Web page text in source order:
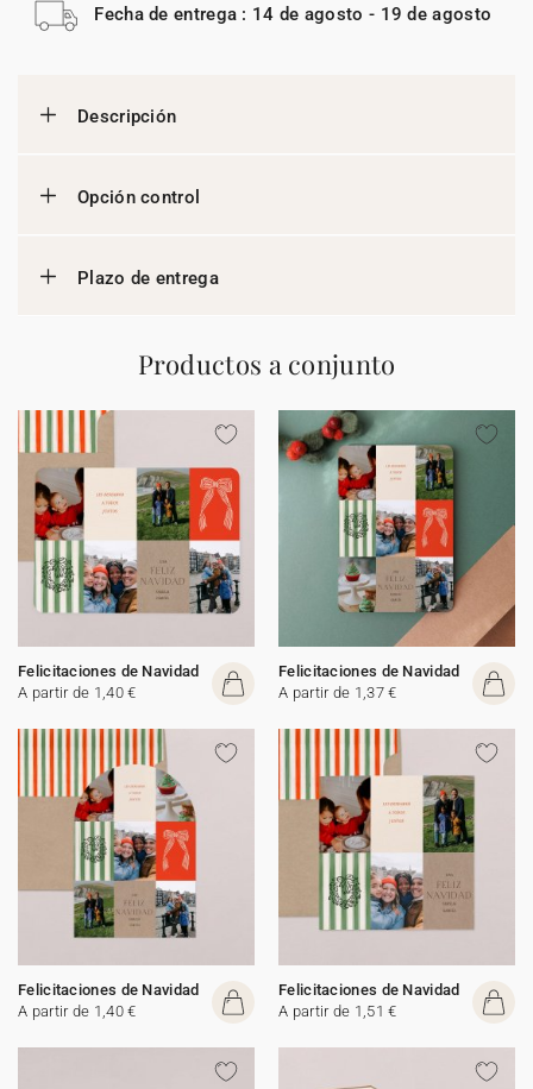
Fecha de entrega : 14 de agosto - 19 de agosto
Descripción
Opción control
Plazo de entrega
Productos a conjunto
Felicitaciones de Navidad
A partir de 1,40 €
Felicitaciones de Navidad
A partir de 1,37 €
Felicitaciones de Navidad
A partir de 1,40 €
Felicitaciones de Navidad
A partir de 1,51 €